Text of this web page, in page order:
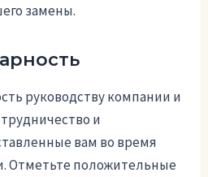
замены.
руководству компании и
и
вам во время
Отметьте положительные